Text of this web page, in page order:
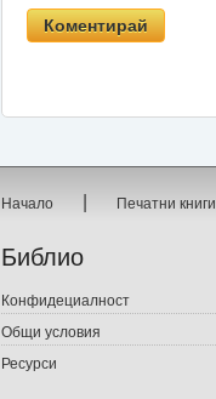
Начало | Печатни книги
Библио
Конфидециалност
Общи условия
Ресурси